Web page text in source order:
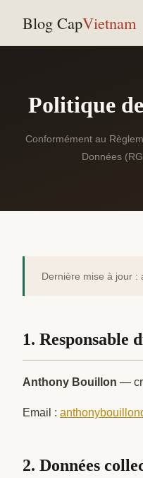
Blog CapVietnam
Politique
Conformément au
Données
Dernière mise à jour :
1. Responsable
Anthony Bouillon —
Email :
2. Données